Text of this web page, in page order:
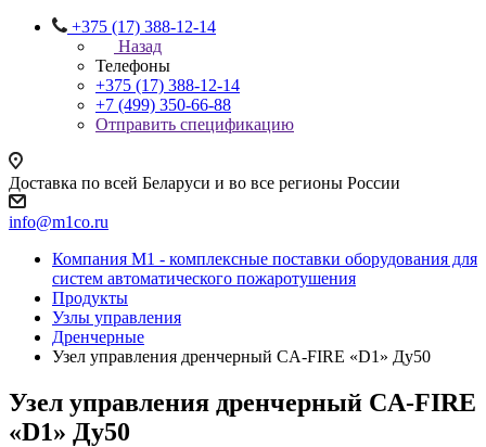
+375 (17) 388-12-14
Назад
Телефоны
+375 (17) 388-12-14
+7 (499) 350-66-88
Отправить спецификацию
Доставка по всей Беларуси и во все регионы России
info@m1co.ru
Компания М1 - комплексные поставки оборудования для
систем автоматического пожаротушения
Продукты
Узлы управления
Дренчерные
Узел управления дренчерный CA-FIRE «D1» Ду50
Узел управления дренчерный CA-FIRE
«D1» Ду50